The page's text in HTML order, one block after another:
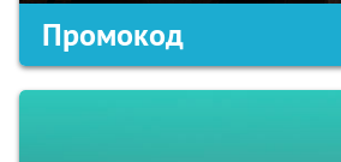
Промокод